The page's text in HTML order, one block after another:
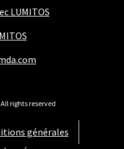
LUMITOS
générales
rights reserved